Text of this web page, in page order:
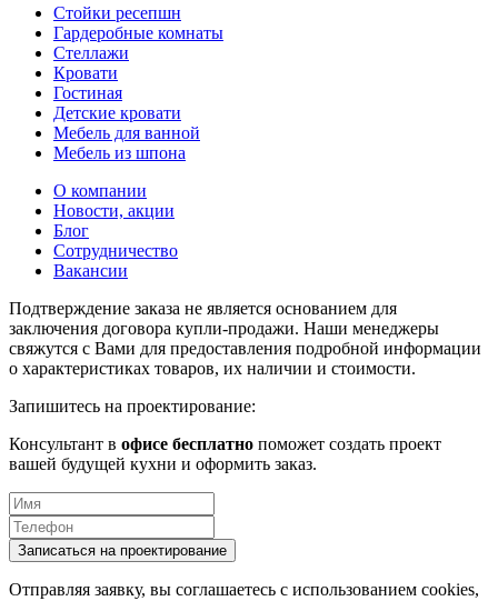
Стойки ресепшн
Гардеробные комнаты
Стеллажи
Кровати
Гостиная
Детские кровати
Мебель для ванной
Мебель из шпона
О компании
Новости, акции
Блог
Сотрудничество
Вакансии
Подтверждение заказа не является основанием для
заключения договора купли-продажи. Наши менеджеры
свяжутся с Вами для предоставления подробной информации
о характеристиках товаров, их наличии и стоимости.
Запишитесь на проектирование:
Консультант в офисе бесплатно поможет создать проект
вашей будущей кухни и оформить заказ.
Отправляя заявку, вы соглашаетесь с использованием cookies,